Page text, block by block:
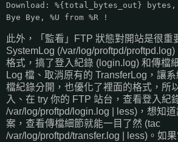
Download: %{total_bytes_out}
Bye Bye, %U from %R !
此外，「監看」FTP 狀態對開站是很重
SystemLog (/var/log/proftpd/
格式，搞了登入紀錄 (login.log) 和傳檔
Log 檔、取消原有的 TransferLog，讓
檔紀錄分開，也優化了裡面的格式，所
入、在 try 你的 FTP 站台，查看登入紀
/var/log/proftpd/login.log | less)，想知
案，查看傳檔細節就能一目了然 (tac
/var/log/proftpd/transfer.log | less)。如